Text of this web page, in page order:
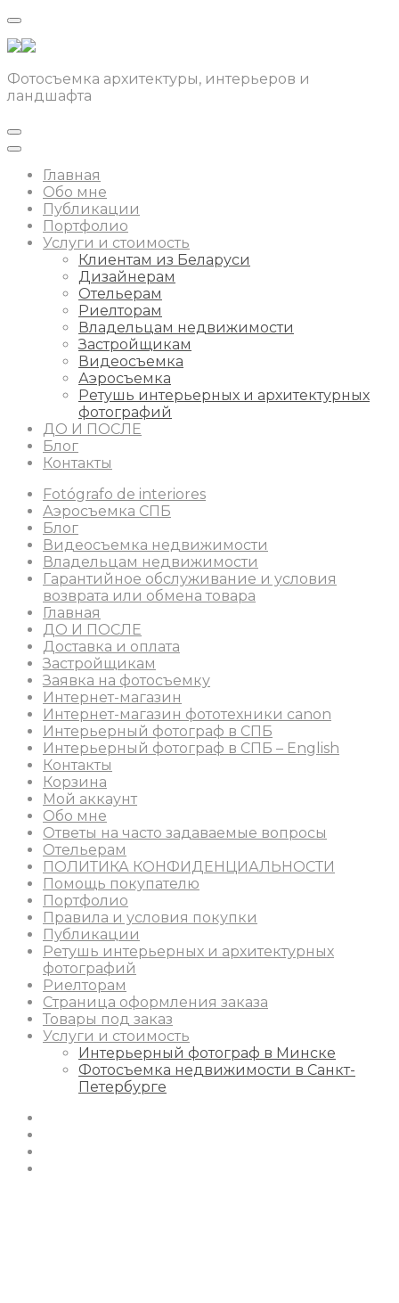
Фотосъемка архитектуры, интерьеров и
ландшафта
Главная
Обо мне
Публикации
Портфолио
Услуги и стоимость
Клиентам из Беларуси
Дизайнерам
Отельерам
Риелторам
Владельцам недвижимости
Застройщикам
Видеосъемка
Аэросъемка
Ретушь интерьерных и архитектурных
фотографий
ДО И ПОСЛЕ
Блог
Контакты
Fotógrafo de interiores
Аэросъемка СПБ
Блог
Видеосъемка недвижимости
Владельцам недвижимости
Гарантийное обслуживание и условия
возврата или обмена товара
Главная
ДО И ПОСЛЕ
Доставка и оплата
Застройщикам
Заявка на фотосъемку
Интернет-магазин
Интернет-магазин фототехники canon
Интерьерный фотограф в СПБ
Интерьерный фотограф в СПБ – English
Контакты
Корзина
Мой аккаунт
Обо мне
Ответы на часто задаваемые вопросы
Отельерам
ПОЛИТИКА КОНФИДЕНЦИАЛЬНОСТИ
Помощь покупателю
Портфолио
Правила и условия покупки
Публикации
Ретушь интерьерных и архитектурных
фотографий
Риелторам
Страница оформления заказа
Товары под заказ
Услуги и стоимость
Интерьерный фотограф в Минске
Фотосъемка недвижимости в Санкт-
Петербурге